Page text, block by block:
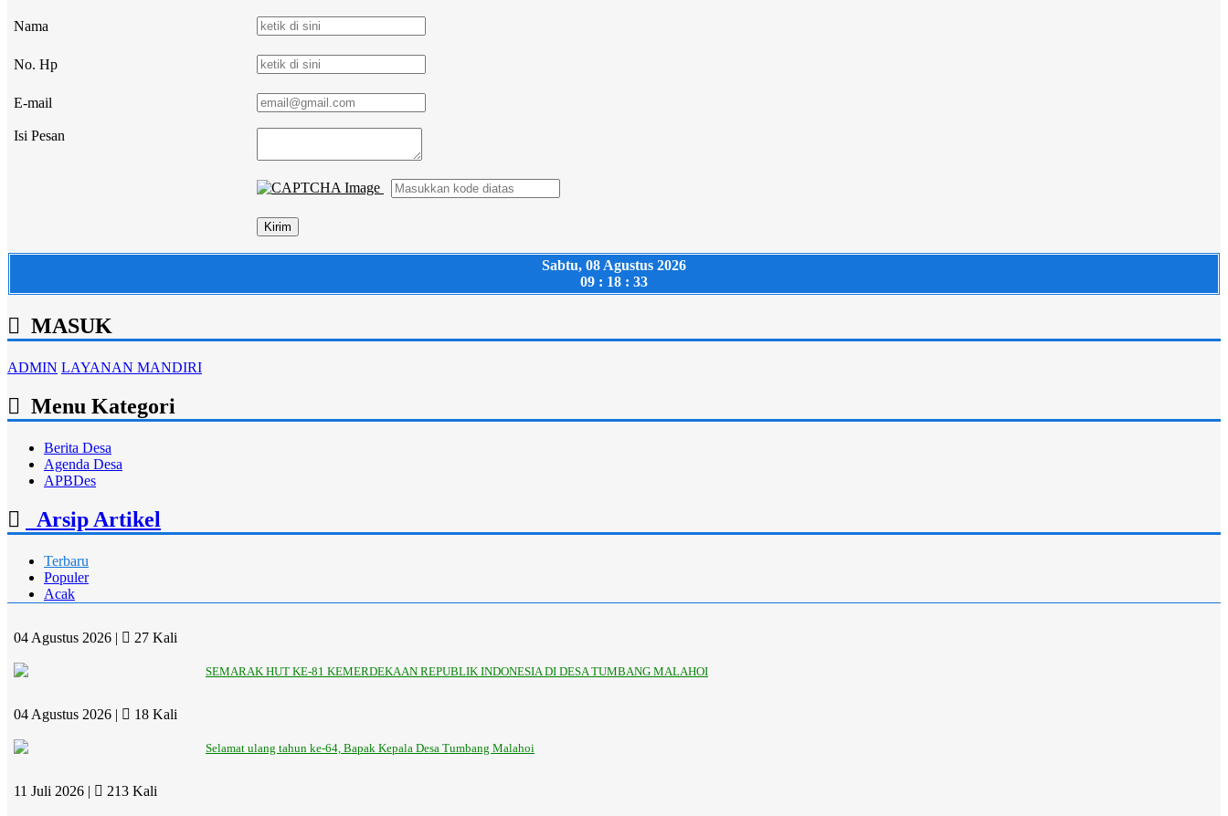
Nama
No. Hp
E-mail
Isi Pesan
Sabtu, 08 Agustus 2026
09 : 18 : 34
MASUK
ADMIN LAYANAN MANDIRI
Menu Kategori
Berita Desa
Agenda Desa
APBDes
Arsip Artikel
Terbaru
Populer
Acak
04 Agustus 2026 | 27 Kali
SEMARAK HUT KE-81 KEMERDEKAAN REPUBLIK INDONESIA DI DESA TUMBANG MALAHOI
04 Agustus 2026 | 18 Kali
Selamat ulang tahun ke-64, Bapak Kepala Desa Tumbang Malahoi
11 Juli 2026 | 213 Kali